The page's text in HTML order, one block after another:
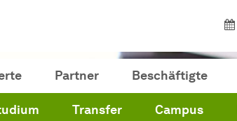
Partner Beschäftigte
Transfer Campus